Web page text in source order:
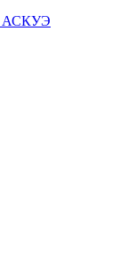
АСКУЭ